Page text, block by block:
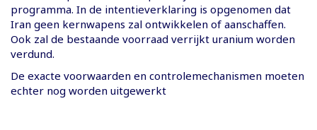
programma. In de intentieverklaring is opgenomen dat
Iran geen kernwapens zal ontwikkelen of aanschaffen.
Ook zal de bestaande voorraad verrijkt uranium worden
verdund.
De exacte voorwaarden en controlemechanismen moeten
echter nog worden uitgewerkt